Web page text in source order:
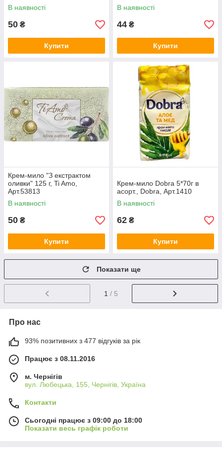
В наявності
50 ₴
Купити
В наявності
44 ₴
Купити
Крем-мило "З екстрактом
оливки" 125 г, Ti Amo,
Арт.53813
В наявності
50 ₴
Купити
Крем-мило Dobra 5*70г в
асорт., Dobra, Арт.1410
В наявності
62 ₴
Купити
Показати ще
1 / 5
Про нас
93% позитивних з 477 відгуків за рік
Працює з 08.11.2016
м. Чернігів
вул. Любецька, 155, Чернігів, Україна
Контакти
Сьогодні працює з 09:00 до 18:00
Показати весь графік роботи